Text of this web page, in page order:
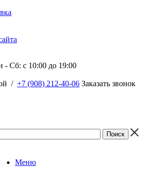
- Сб: c 10:00 до 19:00
/ +7 (908) 212-40-06 Заказать звонок
Меню